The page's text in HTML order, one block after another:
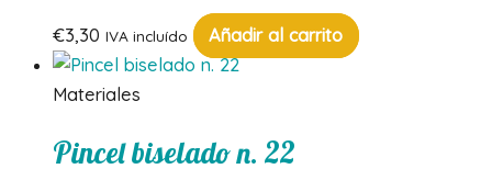
€3,30 IVA incluído Añadir al carrito
Materiales
Pincel biselado n. 22